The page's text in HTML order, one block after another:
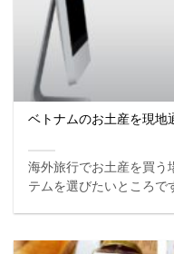
ベトナムのお土産を現地
海外旅行でお土産を買う
テムを選びたいところで
と思います。 ...